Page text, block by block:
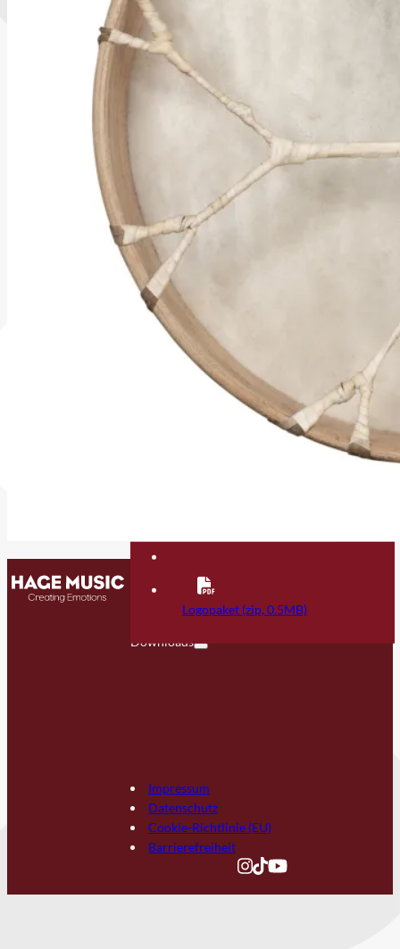
Downloads
Logopaket (zip, 0.5MB)
Impressum
Datenschutz
Cookie-Richtlinie (EU)
Barrierefreiheit